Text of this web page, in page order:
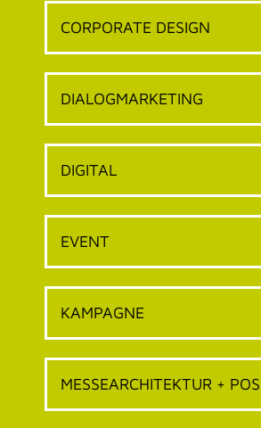
DIALOGMARKETING
DIGITAL
EVENT
KAMPAGNE
MESSEARCHITEKTUR + POS
OUT OF HOME